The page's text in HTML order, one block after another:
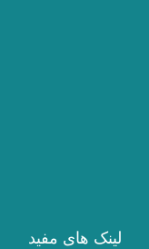
لینک های مفید